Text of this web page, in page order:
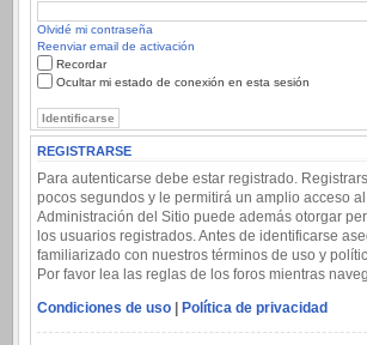
Olvidé mi contraseña
Reenviar email de activación
Recordar
Ocultar mi estado de conexión en esta sesión
REGISTRARSE
Para autenticarse debe estar registrado.
pocos segundos y le permitirá un amplio acceso
Administración del Sitio puede además otorgar
los usuarios registrados. Antes de identificarse
familiarizado con nuestros términos de uso y
Por favor lea las reglas de los foros mientras
Condiciones de uso | Política de privacidad